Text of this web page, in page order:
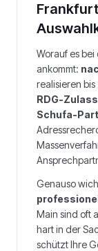
Worauf es bei
ankommt:
realisieren
RDG-
Schufa-
Genauso
Main sind oft
hart in der
schützt Ihre